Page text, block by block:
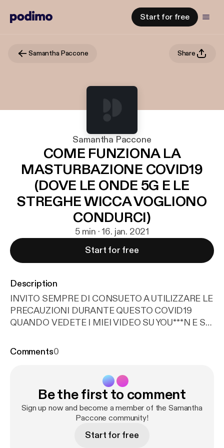
Start for free
Samantha Paccone Share
Samantha Paccone
COME FUNZIONA LA
MASTURBAZIONE COVID19
(DOVE LE ONDE 5G E LE
STREGHE WICCA VOGLIONO
CONDURCI)
5 min · 16. jan. 2021
Start for free
Description
INVITO SEMPRE DI CONSUETO A UTILIZZARE LE
PRECAUZIONI DURANTE QUESTO COVID19
QUANDO VEDETE I MIEI VIDEO SU YOU***N E SU
PER UNA SIGNORA FARE QUESTI DISCORSI
QUANDO OSSERVO CIO’ CHE E’ INVISIBILE,
COME IL 5G, DEDUCO CHE MOLTO
PROBABILMENTE NON STO APRENDO IN
MODO SUFFICIENTEMENTE ADEGUATO LA MIA
PUPILLA GUSTATIVA………. INFATTI CIO’ CHE E’
Comments0
Be the first to comment
Sign up now and become a member of the Samantha
Paccone community!
Start for free